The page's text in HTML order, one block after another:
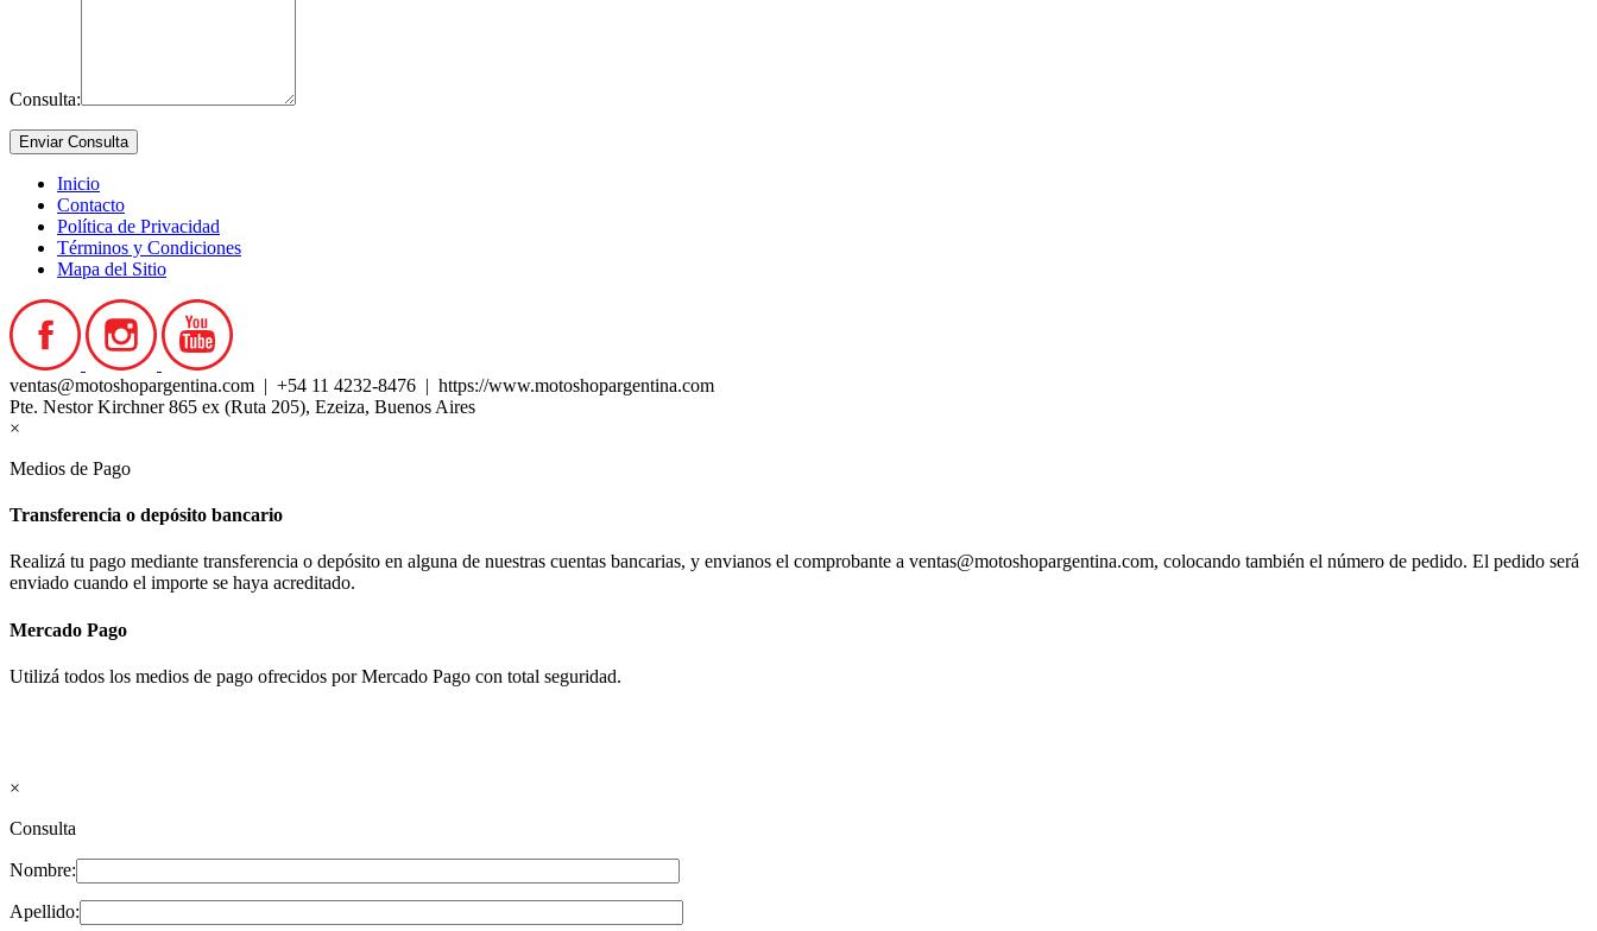
Consulta:
Inicio
Contacto
Política de Privacidad
Términos y Condiciones
Mapa del Sitio
ventas@motoshopargentina.com | +54 11 4232-8476 | https://www.motoshopargentina.com
Pte. Nestor Kirchner 865 ex (Ruta 205), Ezeiza, Buenos Aires
×
Medios de Pago
Transferencia o depósito bancario
Realizá tu pago mediante transferencia o depósito en alguna de nuestras cuentas bancarias, y envianos el comprobante a ventas@motoshopargentina.com, colocando también el número de pedido. El pedido será
enviado cuando el importe se haya acreditado.
Mercado Pago
Utilizá todos los medios de pago ofrecidos por Mercado Pago con total seguridad.
×
Consulta
Nombre:
Apellido: